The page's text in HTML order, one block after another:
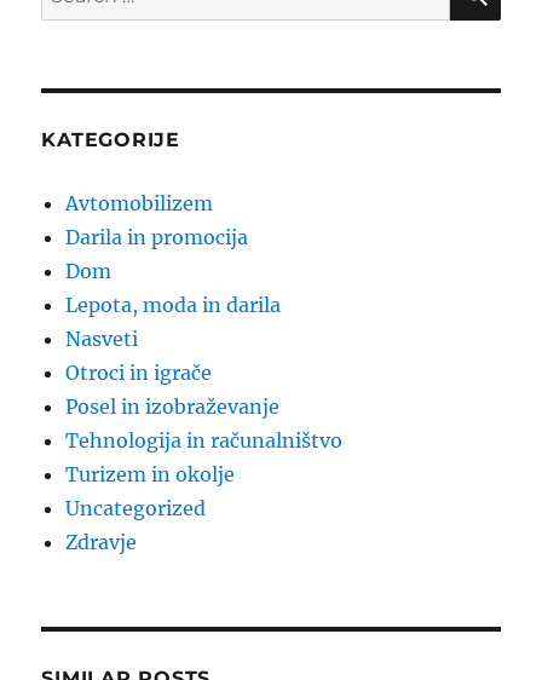
for:
KATEGORIJE
Avtomobilizem
Darila in promocija
Dom
Lepota, moda in darila
Nasveti
Otroci in igrače
Posel in izobraževanje
Tehnologija in računalništvo
Turizem in okolje
Uncategorized
Zdravje